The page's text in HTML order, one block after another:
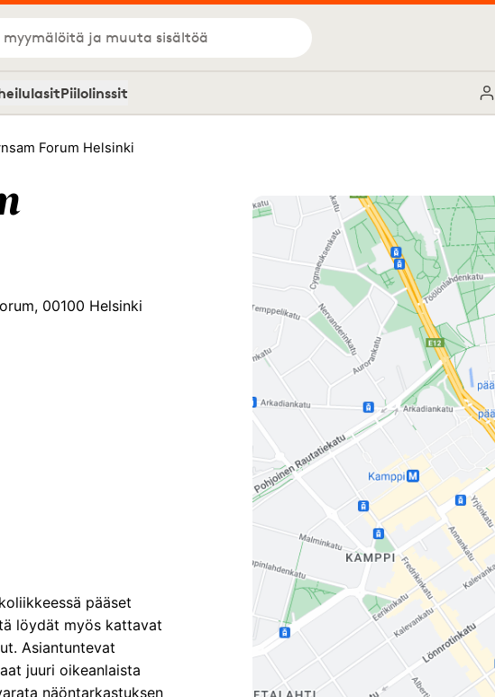
ja muuta sisältöä
Piilolinssit
Forum Helsinki
00100 Helsinki
pääset
löydät myös kattavat
Asiantuntevat
juuri oikeanlaista
näöntarkastuksen